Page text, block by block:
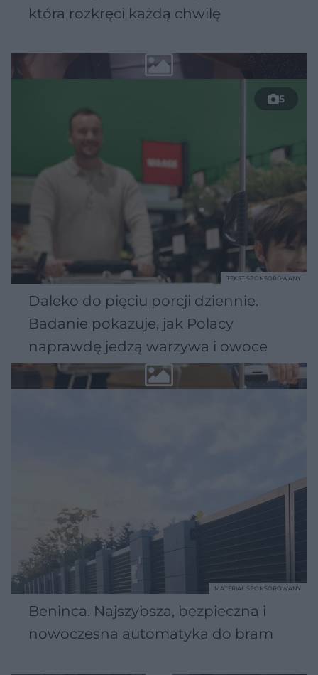
która rozkręci każdą chwilę
5
Daleko do pięciu porcji dziennie.
Badanie pokazuje, jak Polacy
naprawdę jedzą warzywa i owoce
TEKST SPONSOROWANY
Beninca. Najszybsza, bezpieczna i
nowoczesna automatyka do bram
MATERIAŁ SPONSOROWANY